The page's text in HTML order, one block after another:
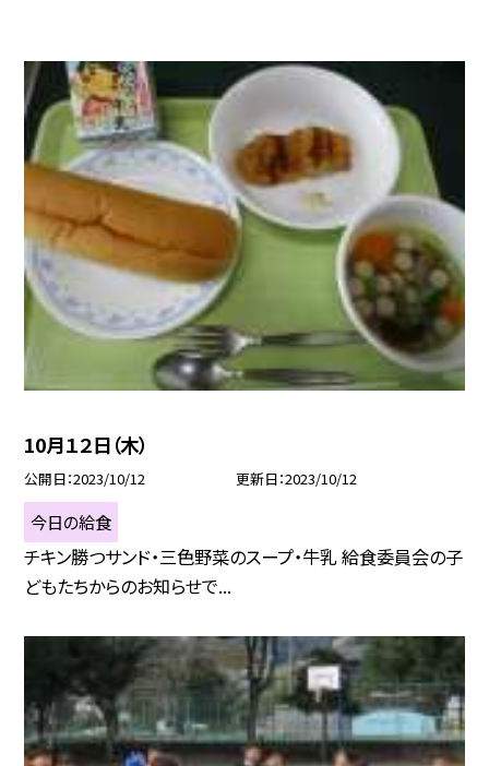
10月１２日（木）
公開日 2023/10/12 更新日 2023/10/12
今日の給食
チキン勝つサンド・三色野菜のスープ・牛乳 給食委員会の子
どもたちからのお知らせで...